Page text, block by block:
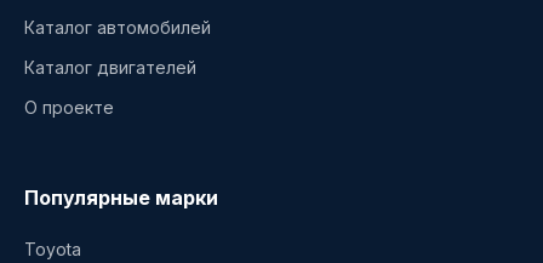
Каталог автомобилей
Каталог двигателей
О проекте
Популярные марки
Toyota